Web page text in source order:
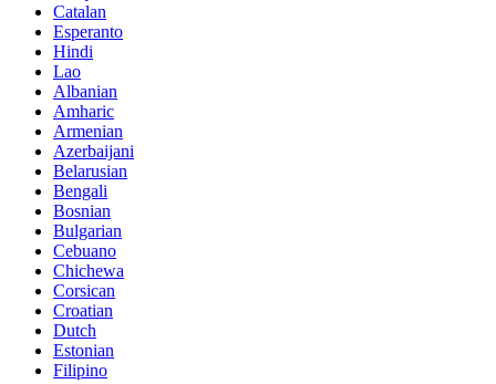
Catalan
Esperanto
Hindi
Lao
Albanian
Amharic
Armenian
Azerbaijani
Belarusian
Bengali
Bosnian
Bulgarian
Cebuano
Chichewa
Corsican
Croatian
Dutch
Estonian
Filipino